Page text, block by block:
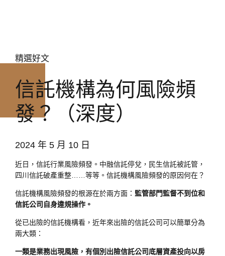
精選好文
信託機構為何風險頻
發？（深度）
2024 年 5 月 10 日
近日，信託行業風險頻發。中融信託停兌，民生信託被託管，
四川信託破產重整……等等。信託機構風險頻發的原因何在？
信託機構風險頻發的根源在於兩方面： 監管部門監督不到位和
信託公司自身違規操作。
從已出險的信託機構看，近年來出險的信託公司可以簡單分為
兩大類：
一類是業務出現風險，有個別出險信託公司底層資產投向以房